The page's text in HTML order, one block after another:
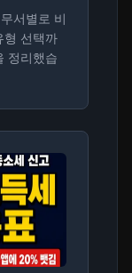
서별로 비
형 선택까
정리했습